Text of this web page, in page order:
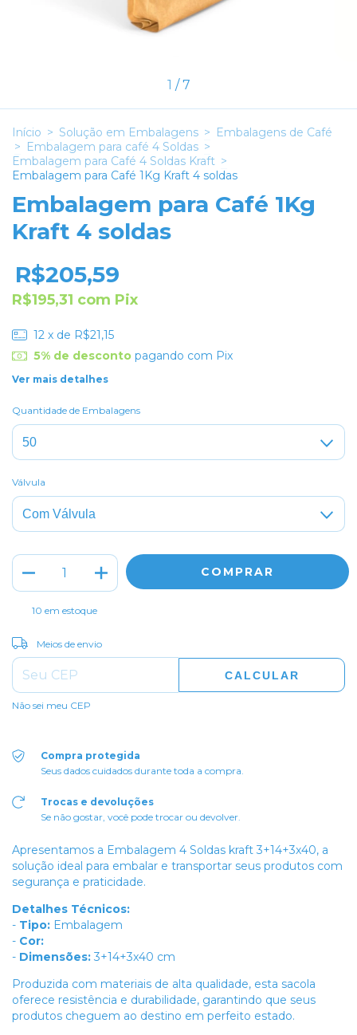
1 /7
Início > Solução em Embalagens > Embalagens de Café
> Embalagem para café 4 Soldas >
Embalagem para Café 4 Soldas Kraft >
Embalagem para Café 1Kg Kraft 4 soldas
Embalagem para Café 1Kg
Kraft 4 soldas
R$205,59
R$195,31 com Pix
12 x de R$21,15
5% de descontopagando com Pix
Ver mais detalhes
Quantidade de Embalagens
Válvula
10 em estoque
Entregas para o CEP:
Meios de envio
CALCULAR
Não sei meu CEP
Compra protegida
Seus dados cuidados durante toda a compra.
Trocas e devoluções
Se não gostar, você pode trocar ou devolver.
Apresentamos a Embalagem 4 Soldas kraft 3+14+3x40, a
solução ideal para embalar e transportar seus produtos com
segurança e praticidade.
Detalhes Técnicos:
- Tipo: Embalagem
- Cor:
- Dimensões: 3+14+3x40 cm
Produzida com materiais de alta qualidade, esta sacola
oferece resistência e durabilidade, garantindo que seus
produtos cheguem ao destino em perfeito estado.